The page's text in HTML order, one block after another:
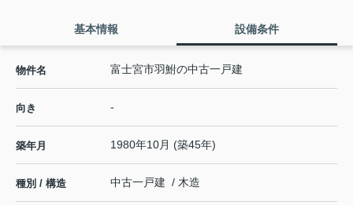
基本情報 設備条件
物件名 富士宮市羽鮒の中古一戸建
向き -
築年月 1980年10月 (築45年)
種別 / 構造 中古一戸建 / 木造